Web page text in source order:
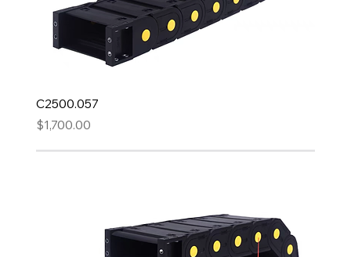
C2500.057
Precio
$1,700.00